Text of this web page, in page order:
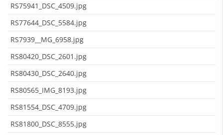
RS75941_DSC_4509.jpg
RS77644_DSC_5584.jpg
RS7939__MG_6958.jpg
RS80420_DSC_2601.jpg
RS80430_DSC_2640.jpg
RS80565_IMG_8193.jpg
RS81554_DSC_4709.jpg
RS81800_DSC_8555.jpg